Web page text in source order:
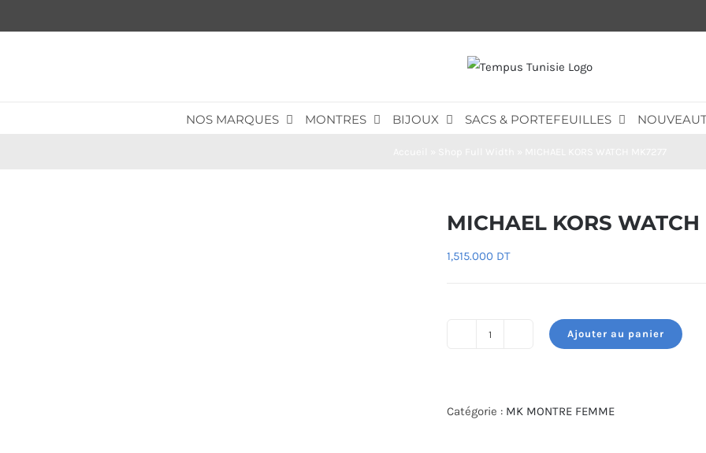
au
NOS MARQUES MONTRES BIJOUX SACS & PORTEFEUILLES
MICHAEL KORS
1,515.000 DT
KORS
Ajouter au panier
Catégorie : MK MONTRE FEMME